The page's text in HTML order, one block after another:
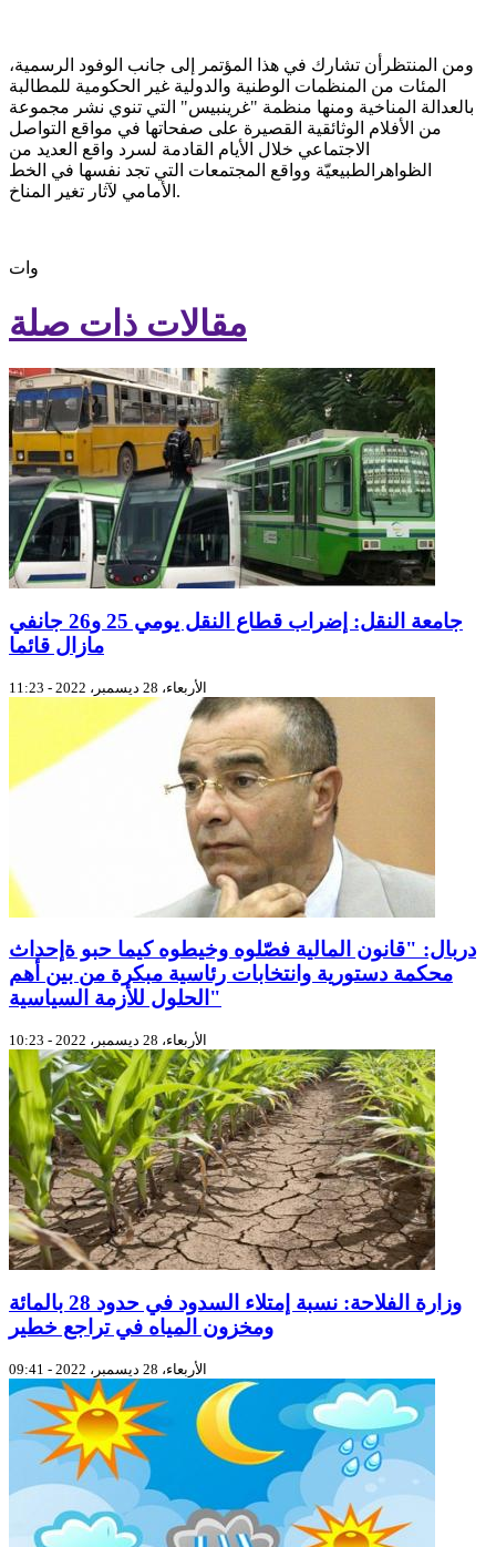
ومن المنتظرأن تشارك في هذا المؤتمر إلى جانب الوفود الرسمية،
المئات من المنظمات الوطنية والدولية غير الحكومية للمطالبة
بالعدالة المناخية ومنها منظمة "غرينبيس" التي تنوي نشر مجموعة
من الأفلام الوثائقية القصيرة على صفحاتها في مواقع التواصل
الاجتماعي خلال الأيام القادمة لسرد واقع العديد من
الظواهرالطبيعيّة وواقع المجتمعات التي تجد نفسها في الخط
الأمامي لآثار تغير المناخ.
وات
مقالات ذات صلة
جامعة النقل: إضراب قطاع النقل يومي 25 و26 جانفي
مازال قائما
الأربعاء، 28 ديسمبر، 2022 - 11:23
دربال: "قانون المالية فصّلوه وخيطوه كيما حبو ةإحداث
محكمة دستورية وانتخابات رئاسية مبكرة من بين أهم
الحلول للأزمة السياسية"
الأربعاء، 28 ديسمبر، 2022 - 10:23
وزارة الفلاحة: نسبة إمتلاء السدود في حدود 28 بالمائة
ومخزون المياه في تراجع خطير
الأربعاء، 28 ديسمبر، 2022 - 09:41